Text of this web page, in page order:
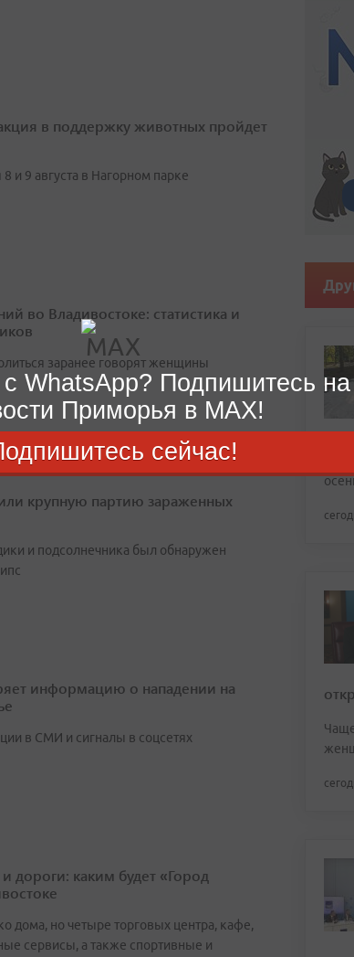
в поддержку животных пройдет
и 9 августа в Нагорном парке
во Владивостоке: статистика и
заранее говорят женщины
крупную партию зараженных
и подсолнечника был обнаружен
информацию о нападении на
в СМИ и сигналы в соцсетях
дороги: каким будет «Город
дома, но четыре торговых центра, кафе,
сервисы, а также спортивные и
WhatsApp? Подпишитесь на
Приморья в MAX!
сейчас!